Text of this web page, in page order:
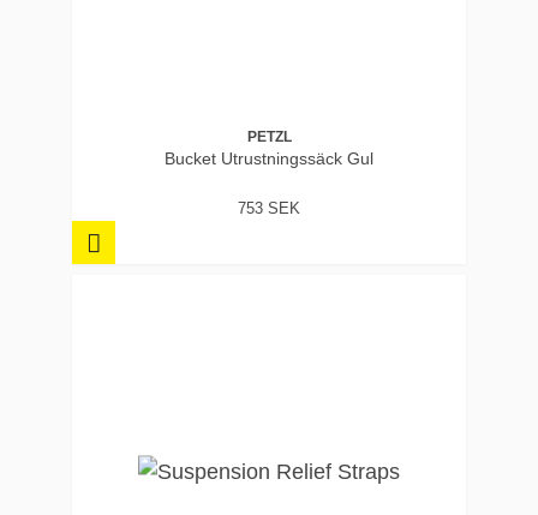
PETZL
Bucket Utrustningssäck Gul
753 SEK